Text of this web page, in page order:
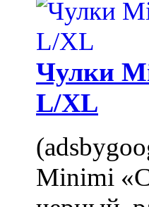
Чулки
L/XL
Minimi